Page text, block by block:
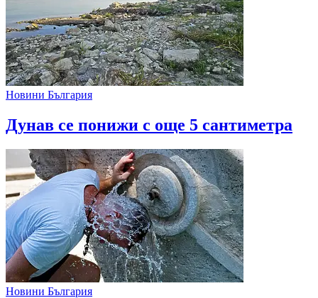
Новини България
Дунав се понижи с още 5 сантиметра
Новини България